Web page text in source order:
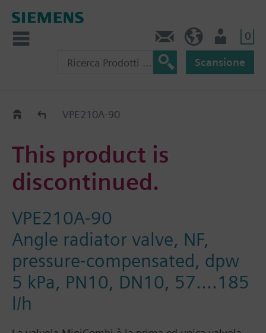
0
Scansione
Old2NewVPE210A-90
This product is
discontinued.
VPE210A-90
Angle radiator valve, NF,
pressure-compensated, dpw
5 kPa, PN10, DN10, 57....185
l/h